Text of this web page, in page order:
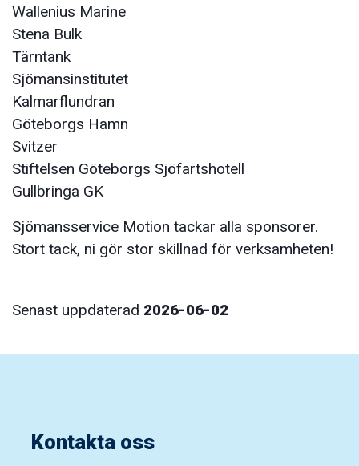
Wallenius Marine
Stena Bulk
Tärntank
Sjömansinstitutet
Kalmarflundran
Göteborgs Hamn
Svitzer
Stiftelsen Göteborgs Sjöfartshotell
Gullbringa GK
Sjömansservice Motion tackar alla sponsorer.
Stort tack, ni gör stor skillnad för verksamheten!
Senast uppdaterad 2026-06-02
Kontakta oss